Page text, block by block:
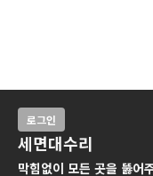
로그인
세면대수리
막힘없이 모든 곳을 뚫어